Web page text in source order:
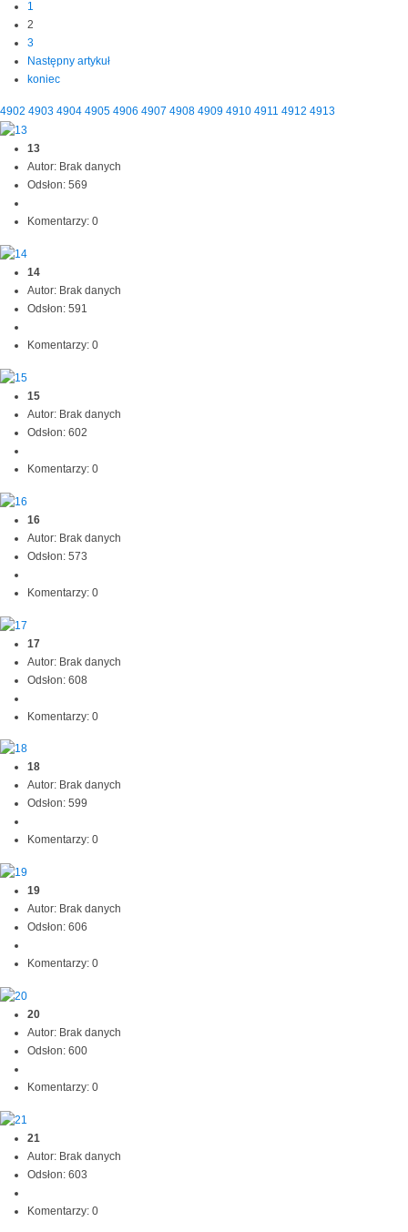
1
2
3
Następny artykuł
koniec
4902 4903 4904 4905 4906 4907 4908 4909 4910 4911 4912 4913
13
Autor: Brak danych
Odsłon: 569
Komentarzy: 0
14
Autor: Brak danych
Odsłon: 591
Komentarzy: 0
15
Autor: Brak danych
Odsłon: 602
Komentarzy: 0
16
Autor: Brak danych
Odsłon: 573
Komentarzy: 0
17
Autor: Brak danych
Odsłon: 608
Komentarzy: 0
18
Autor: Brak danych
Odsłon: 599
Komentarzy: 0
19
Autor: Brak danych
Odsłon: 606
Komentarzy: 0
20
Autor: Brak danych
Odsłon: 600
Komentarzy: 0
21
Autor: Brak danych
Odsłon: 603
Komentarzy: 0